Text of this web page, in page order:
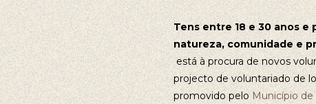
Tens entre 18 e 30 anos e
natureza, comunidade e
está à procura de novos
projecto de voluntariado de
promovido pelo Município de